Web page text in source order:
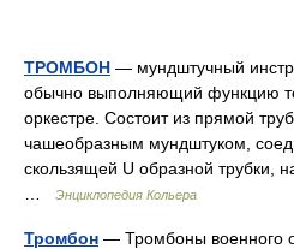
ТРОМБОН — мундштучный
обычно выполняющий функцию
оркестре. Состоит из прямой
чашеобразным мундштуком,
скользящей U образной трубки,
Энциклопедия Кольера
Тромбон — Тромбоны военного